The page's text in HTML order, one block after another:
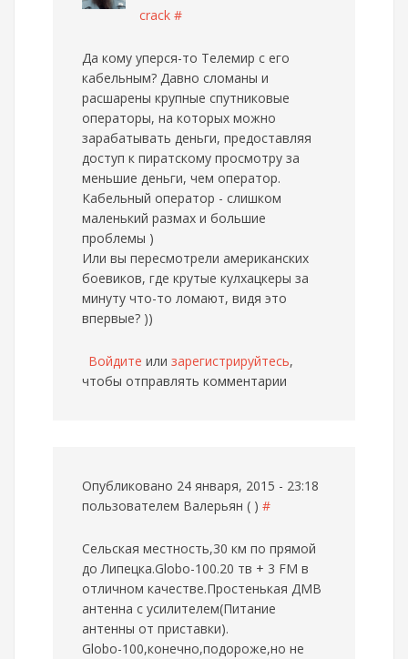
crack #
Да кому уперся-то Телемир с его
кабельным? Давно сломаны и
расшарены крупные спутниковые
операторы, на которых можно
зарабатывать деньги, предоставляя
доступ к пиратскому просмотру за
меньшие деньги, чем оператор.
Кабельный оператор - слишком
маленький размах и большие
проблемы )
Или вы пересмотрели американских
боевиков, где крутые кулхацкеры за
минуту что-то ломают, видя это
впервые? ))
Войдите или зарегистрируйтесь,
чтобы отправлять комментарии
Опубликовано 24 января, 2015 - 23:18
пользователем Валерьян ( ) #
Сельская местность,30 км по прямой
до Липецка.Globo-100.20 тв + 3 FM в
отличном качестве.Простенькая ДМВ
антенна с усилителем(Питание
антенны от приставки).
Globo-100,конечно,подороже,но не